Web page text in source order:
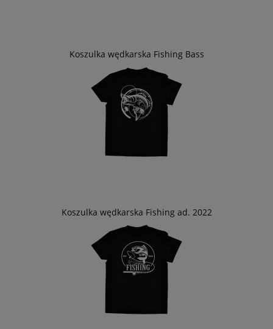
Koszulka wędkarska Fishing Bass
Koszulka wędkarska Fishing ad. 2022